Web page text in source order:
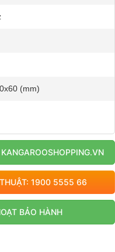
(mm)
1900 5555 66
BẢO HÀNH